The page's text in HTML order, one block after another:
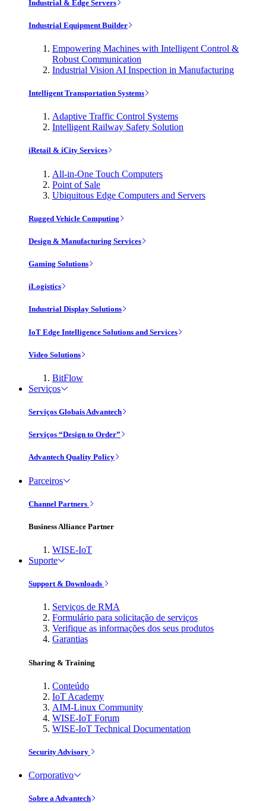
Industrial & Edge Servers
Industrial Equipment Builder
Empowering Machines with Intelligent Control &
Robust Communication
Industrial Vision AI Inspection in Manufacturing
Intelligent Transportation Systems
Adaptive Traffic Control Systems
Intelligent Railway Safety Solution
iRetail & iCity Services
All-in-One Touch Computers
Point of Sale
Ubiquitous Edge Computers and Servers
Rugged Vehicle Computing
Design & Manufacturing Services
Gaming Solutions
iLogistics
Industrial Display Solutions
IoT Edge Intelligence Solutions and Services
Video Solutions
BitFlow
Serviços
Serviços Globais Advantech
Serviços “Design to Order”
Advantech Quality Policy
Parceiros
Channel Partners
Business Alliance Partner
WISE-IoT
Suporte
Support & Downloads
Serviços de RMA
Formulário para solicitação de serviços
Verifique as informações dos seus produtos
Garantias
Sharing & Training
Conteúdo
IoT Academy
AIM-Linux Community
WISE-IoT Forum
WISE-IoT Technical Documentation
Security Advisory
Corporativo
Sobre a Advantech